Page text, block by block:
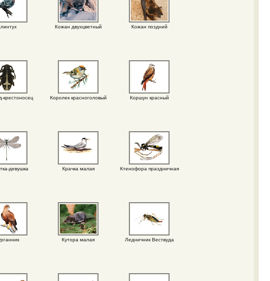
Кожан двухцветный Кожан поздний
крестоносец Королек красноголовый Коршун красный
девушка Крачка малая Ктенофора праздничная
Кутора малая Ледничник Вествуда